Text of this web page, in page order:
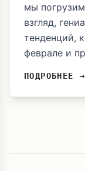
мы
взгляд,
тенденций,
феврале и
ПОДРОБНЕЕ →